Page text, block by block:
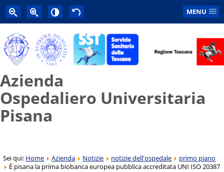
MENU
Azienda
Ospedaliero Universitaria
Pisana
Sei qui: Home Azienda Notizie notizie dell'ospedale
primo piano
È pisana la prima biobanca europea pubblica accreditata UNI ISO 20387